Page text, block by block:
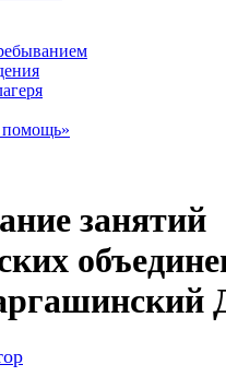
помощь»
занятий